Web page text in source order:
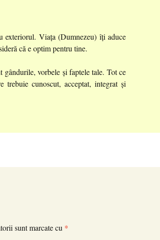
exteriorul. Viața (Dumnezeu) îți aduce
că e optim pentru tine.
gândurile, vorbele și faptele tale. Tot ce
cunoscut, acceptat, integrat și
sunt marcate cu *